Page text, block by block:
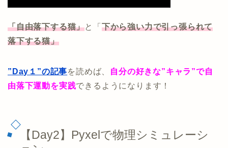
「自由落下する猫」と「 下から強い力で引っ張られて
落下する猫」
”Day１”の記事を読めば、
自分の好きな”キャラ”で自
由落下運動を実践できるようになります！
【Day2】Pyxelで物理シミュレーシ